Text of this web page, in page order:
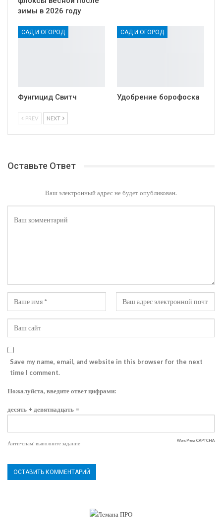
зимы в 2026 году
САД И ОГОРОД
Фунгицид Свитч
САД И ОГОРОД
Удобрение борофоска
PREV NEXT
Оставьте Ответ
Ваш электронный адрес не будет опубликован.
Save my name, email, and website in this browser for the next
time I comment.
Пожалуйста, введите ответ цифрами:
десять + девятнадцать =
Анти-спам: выполните задание WordPress CAPTCHA